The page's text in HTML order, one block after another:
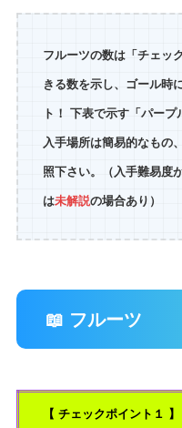
フルーツの数は「チェッ
きる数を示し、ゴール時
ト！ 下表で示す「パー
入手場所は簡易的なもの
照下さい。（入手難易度
は未解説の場合あり）
📖 フルーツ
【 チェックポイント１ 】